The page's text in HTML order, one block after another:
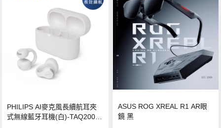
PHILIPS AI麥克風長續航耳夾
式無線藍牙耳機(白)-TAQ2000
ASUS ROG XREAL R1 AR眼
鏡 黑